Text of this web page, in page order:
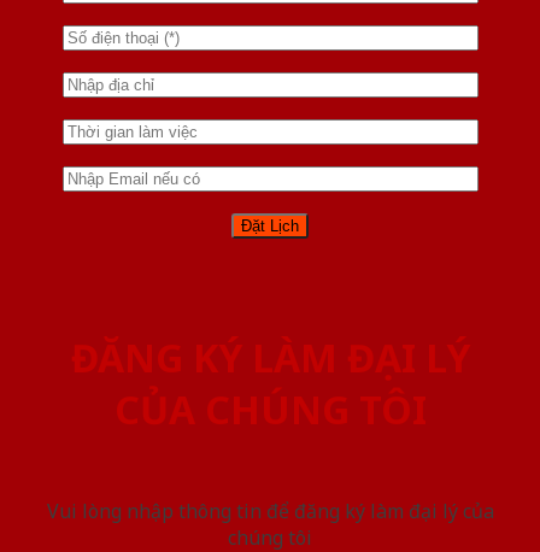
ĐĂNG KÝ LÀM ĐẠI LÝ
CỦA CHÚNG TÔI
Vui lòng nhập thông tin để đăng ký làm đại lý của
chúng tôi